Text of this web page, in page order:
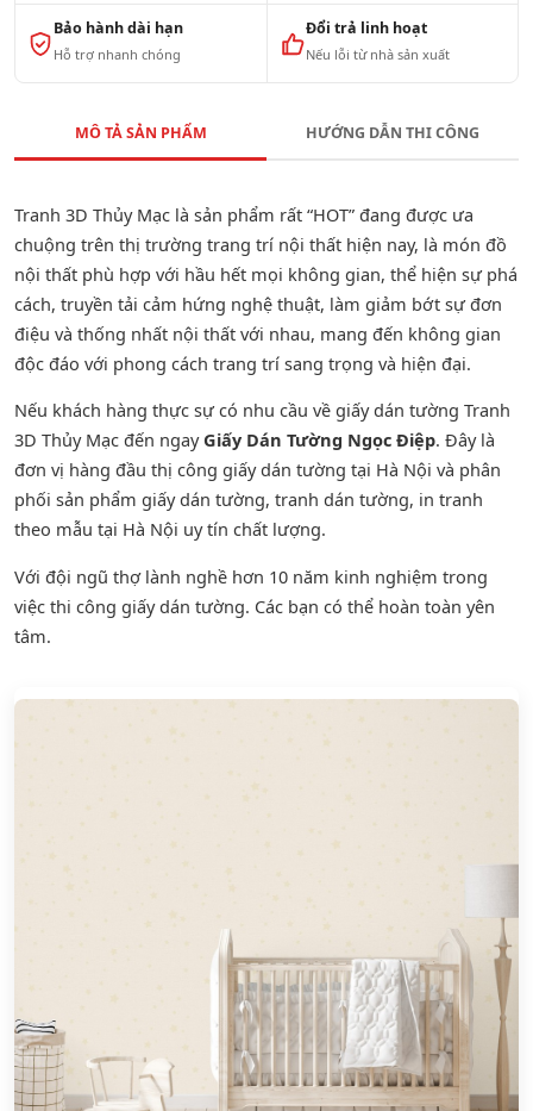
Bảo hành dài hạn
Hỗ trợ nhanh chóng
Đổi trả linh hoạt
Nếu lỗi từ nhà sản xuất
MÔ TẢ SẢN PHẨM HƯỚNG DẪN THI CÔNG
Tranh 3D Thủy Mạc là sản phẩm rất “HOT” đang được ưa
chuộng trên thị trường trang trí nội thất hiện nay, là món đồ
nội thất phù hợp với hầu hết mọi không gian, thể hiện sự phá
cách, truyền tải cảm hứng nghệ thuật, làm giảm bớt sự đơn
điệu và thống nhất nội thất với nhau, mang đến không gian
độc đáo với phong cách trang trí sang trọng và hiện đại.
Nếu khách hàng thực sự có nhu cầu về giấy dán tường Tranh
3D Thủy Mạc đến ngayGiấy Dán Tường Ngọc Điệp. Đây là
đơn vị hàng đầu thị công giấy dán tường tại Hà Nội và phân
phối sản phẩm giấy dán tường, tranh dán tường, in tranh
theo mẫu tại Hà Nội uy tín chất lượng.
Với đội ngũ thợ lành nghề hơn 10 năm kinh nghiệm trong
việc thi công giấy dán tường. Các bạn có thể hoàn toàn yên
tâm.